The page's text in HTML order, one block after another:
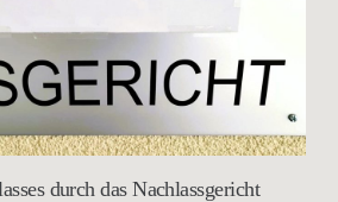
durch das Nachlassgericht